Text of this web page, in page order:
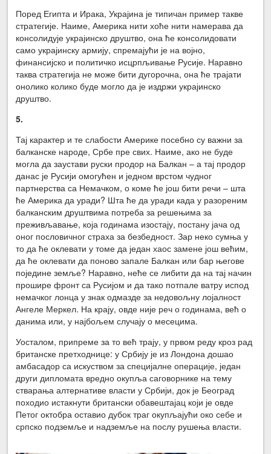
Поред Египта и Ирака, Украјина је типичан пример такве
стратегије. Наиме, Америка нити хоће нити намерава да
консолидује украјинско друштво, она ће консолидовати
само украјинску армију, спремајући је на војно,
финансијско и политичко исцрпљивање Русије. Наравно
таква стратегија не може бити дугорочна, она ће трајати
онолико колико буде могло да је издржи украјинско
друштво.
5.
Тај карактер и те слабости Америке посебно су важни за
балканске народе, Србе пре свих. Наиме, ако не буде
могла да заустави руски продор на Балкан – а тај продор
данас је Русији омогућен и једном врстом чудног
партнерства са Немачком, о коме ће још бити речи – шта
ће Америка да уради? Шта ће да уради када у разореним
балканским друштвима потреба за решењима за
преживљавање, која годинама изостају, постану јача од
оног пословичног страха за безбедност. Зар неко сумња у
то да ће оклевати у томе да један хаос замене још већим,
да ће оклевати да поново запале Балкан или бар његове
поједине земље? Наравно, неће се либити да на тај начин
прошире фронт са Русијом и да тако потпале ватру испод
немачког лонца у знак одмазде за недовољну лојалност
Ангеле Меркел. На крају, овде није реч о годинама, већ о
данима или, у најбољем случају о месецима.
Уосталом, припреме за то већ трају, у првом реду кроз рад
британске претходнице: у Србију је из Лондона дошао
амбасадор са искуством за специјалне операције, један
други дипломата вредно окупља саговорнике на тему
стварања алтернативе власти у Србији, док је Београд
походио истакнути британски обавештајац који је овде
Петог октобра оставио дубок траг окупљајући око себе и
српско подземље и надземље на послу рушења власти.